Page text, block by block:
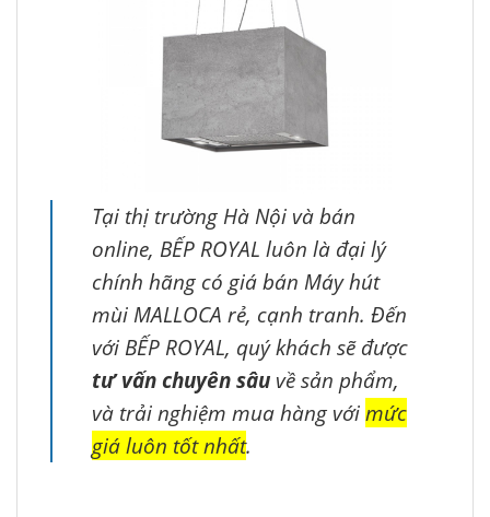
Tại thị trường Hà Nội và bán
online, BẾP ROYAL luôn là đại lý
chính hãng có giá bán Máy hút
mùi MALLOCA rẻ, cạnh tranh. Đến
với BẾP ROYAL, quý khách sẽ được
tư vấn chuyên sâu về sản phẩm,
và trải nghiệm mua hàng vớimức
giá luôn tốt nhất.